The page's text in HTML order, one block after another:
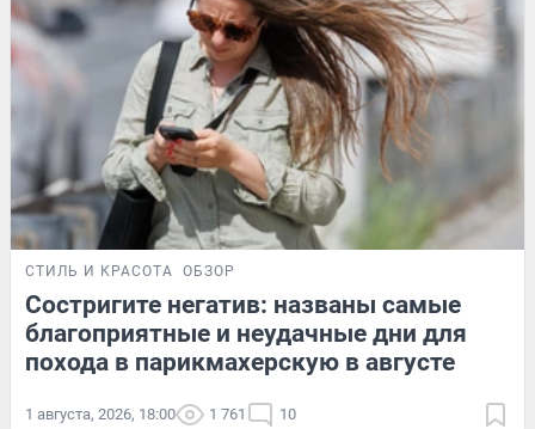
СТИЛЬ И КРАСОТА ОБЗОР
Состригите негатив: названы самые
благоприятные и неудачные дни для
похода в парикмахерскую в августе
1 августа, 2026, 18:00 1 761 10